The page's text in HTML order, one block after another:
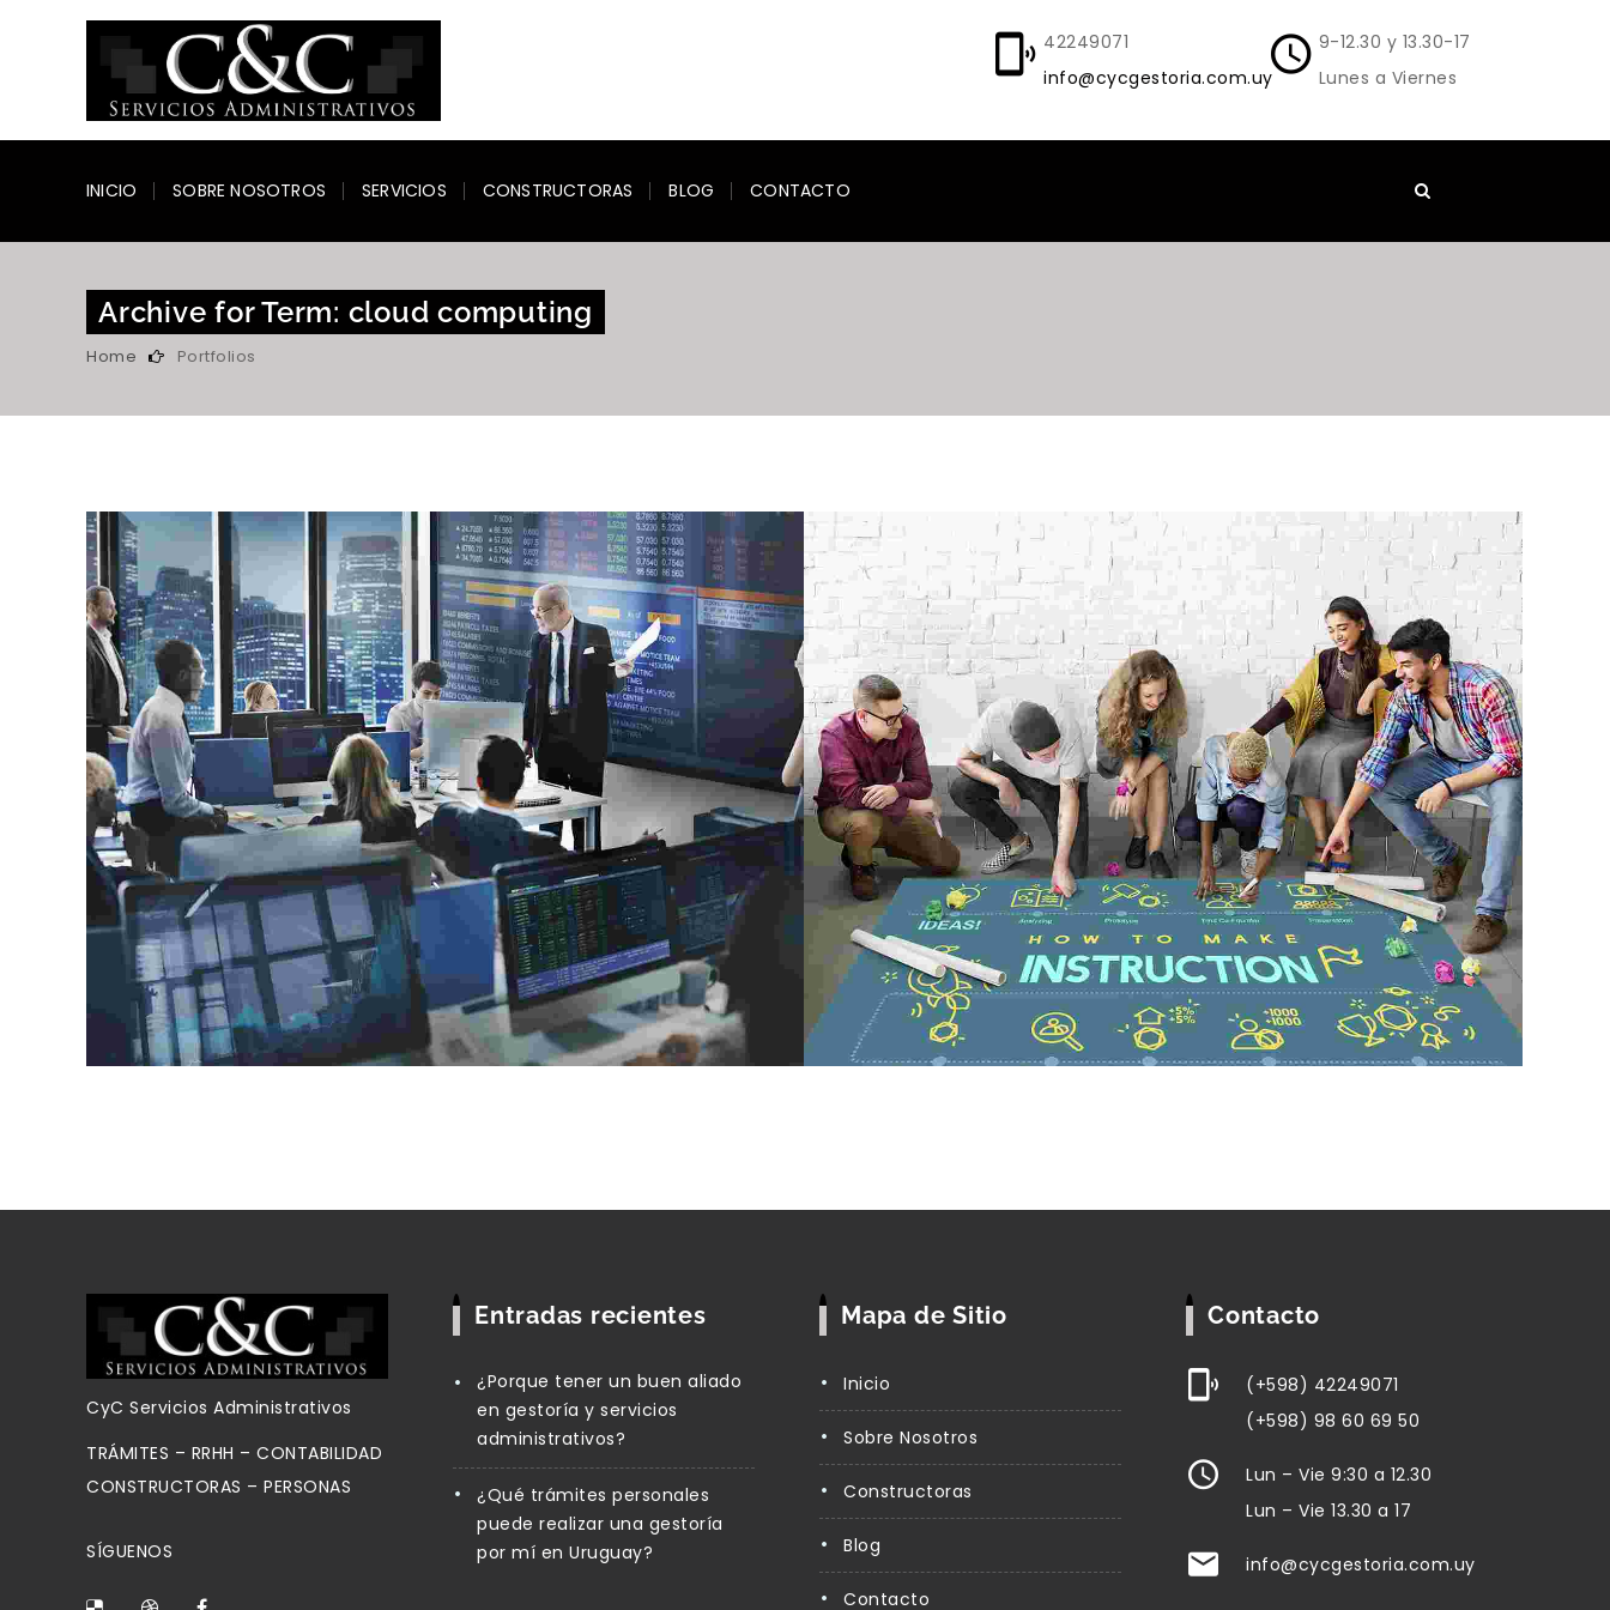
42249071
info@cycgestoria.com.uy
9-12.30 y 13.30-17
Lunes a Viernes
INICIO SOBRE NOSOTROS SERVICIOS CONSTRUCTORAS BLOG CONTACTO
Archive for Term: cloud computing
Home Portfolios
Vestibulum pellentesque
metus
Fusce at semper tellus
CyC Servicios Administrativos
TRÁMITES – RRHH – CONTABILIDAD
CONSTRUCTORAS – PERSONAS
SÍGUENOS
Entradas recientes
¿Porque tener un buen aliado
en gestoría y servicios
administrativos?
¿Qué trámites personales
puede realizar una gestoría
por mí en Uruguay?
Mapa de Sitio
Inicio
Sobre Nosotros
Constructoras
Blog
Contacto
Contacto
(+598) 42249071
(+598) 98 60 69 50
Lun – Vie 9:30 a 12.30
Lun – Vie 13.30 a 17
info@cycgestoria.com.uy